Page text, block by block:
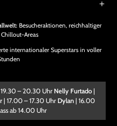
Besucheraktionen, reichhaltiger
Areas
internationaler Superstars in voller
19.30 – 20.30 Uhr Nelly Furtado |
| 17.00 – 17.30 Uhr Dylan | 16.00
ab 14.00 Uhr